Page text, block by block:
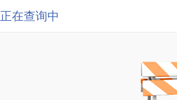
正在查询中